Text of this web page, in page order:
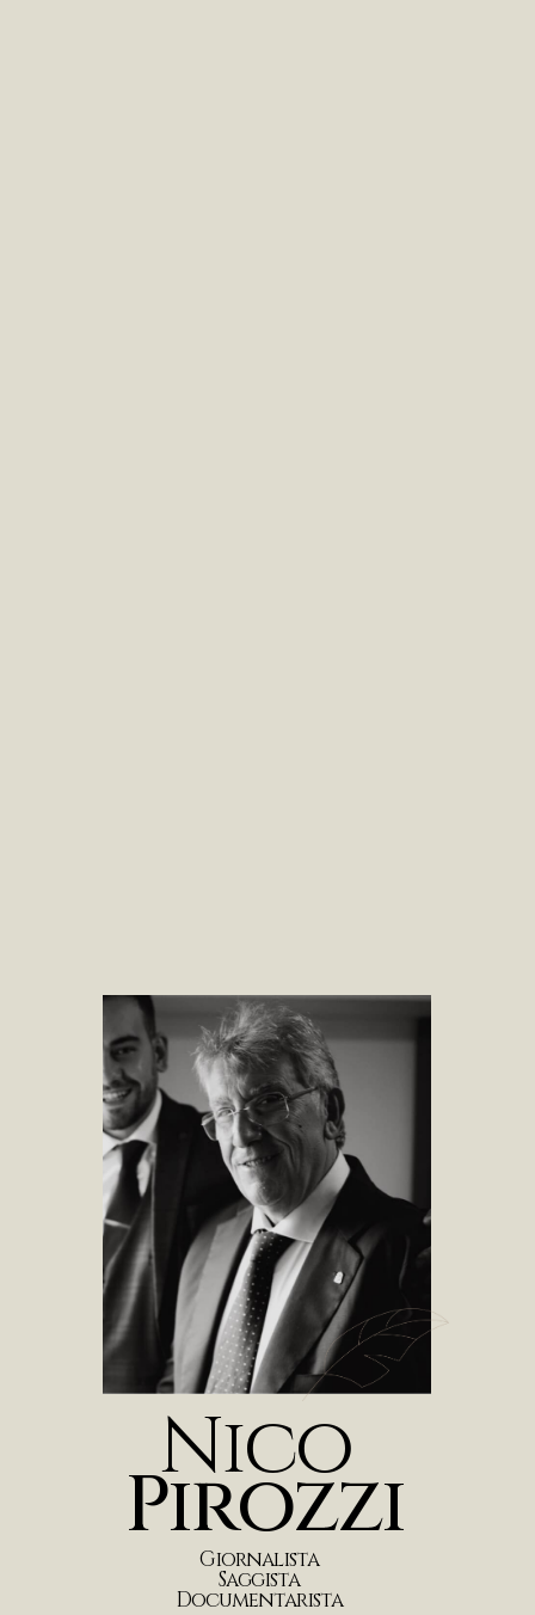
Nico
Giornalista
Saggista
Documentarista
Pirozzi